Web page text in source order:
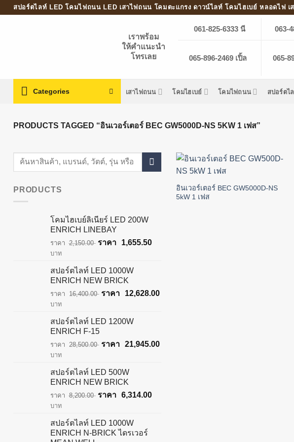
Skipสปอร์ตไลท์ LED โคมไฟถนน LED เสาไฟถนน โคมตะแกรง ดาวน์ไลท์ โคมไฮเบย์ หลอดไฟ เ
เราพร้อม
ให้คำแนะนำ
โทรเลย
061-825-6333 นี 063-
065-896-2469 เปิ้ล 065-
Categories เสาไฟถนน โคมไฮเบย์ โคมไฟถนน สปอร์ตไ
PRODUCTS TAGGED “อินเวอร์เตอร์ BEC GW5000D-NS 5KW 1 เฟส”
Search
for:
PRODUCTS
โคมไฮเบย์ลิเนียร์ LED 200W
ENRICH LINEBAY
2,150.00 Original
฿2,150.00.
1,655.50Current
บาท
สปอร์ตไลท์ LED 1000W
ENRICH NEW BRICK
16,400.00 Original
฿16,400.00.
12,628.00Current
บาท
สปอร์ตไลท์ LED 1200W
ENRICH F-15
28,500.00 Original
฿28,500.00.
21,945.00Current
บาท
สปอร์ตไลท์ LED 500W
ENRICH NEW BRICK
8,200.00 Original
฿8,200.00.
6,314.00Current
บาท
สปอร์ตไลท์ LED 1000W
ENRICH N-BRICK ไดรเวอร์
อินเวอร์เตอร์ BEC GW5000D-NS
5kW 1 เฟส